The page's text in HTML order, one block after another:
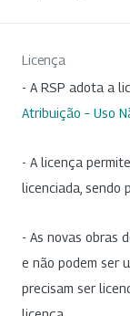
Licença
- A RSP adota a
Atribuição – Uso
- A licença
licenciada, sendo
- As novas obras
e não podem ser
precisam ser